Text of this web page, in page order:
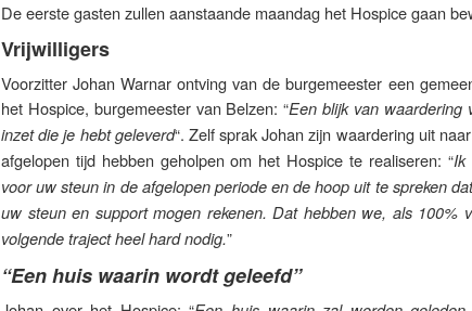
De eerste gasten zullen aanstaande maandag het Hospice gaan
Vrijwilligers
Voorzitter Johan Warnar ontving van de burgemeester een
het Hospice, burgemeester van Belzen: “Een blijk van waardering
inzet die je hebt geleverd“. Zelf sprak Johan zijn waardering uit
afgelopen tijd hebben geholpen om het Hospice te realiseren: “Ik
voor uw steun in de afgelopen periode en de hoop uit te spreken
uw steun en support mogen rekenen. Dat hebben we, als 100%
volgende traject heel hard nodig.”
“Een huis waarin wordt geleefd”